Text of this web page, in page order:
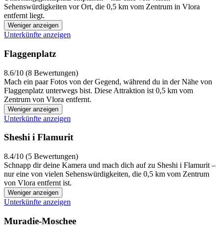
Sehenswürdigkeiten vor Ort, die 0,5 km vom Zentrum in Vlora
entfernt liegt.
Weniger anzeigen
Unterkünfte anzeigen
Flaggenplatz
8.6/10 (8 Bewertungen)
Mach ein paar Fotos von der Gegend, während du in der Nähe von
Flaggenplatz unterwegs bist. Diese Attraktion ist 0,5 km vom
Zentrum von Vlora entfernt.
Weniger anzeigen
Unterkünfte anzeigen
Sheshi i Flamurit
8.4/10 (5 Bewertungen)
Schnapp dir deine Kamera und mach dich auf zu Sheshi i Flamurit –
nur eine von vielen Sehenswürdigkeiten, die 0,5 km vom Zentrum
von Vlora entfernt ist.
Weniger anzeigen
Unterkünfte anzeigen
Muradie-Moschee